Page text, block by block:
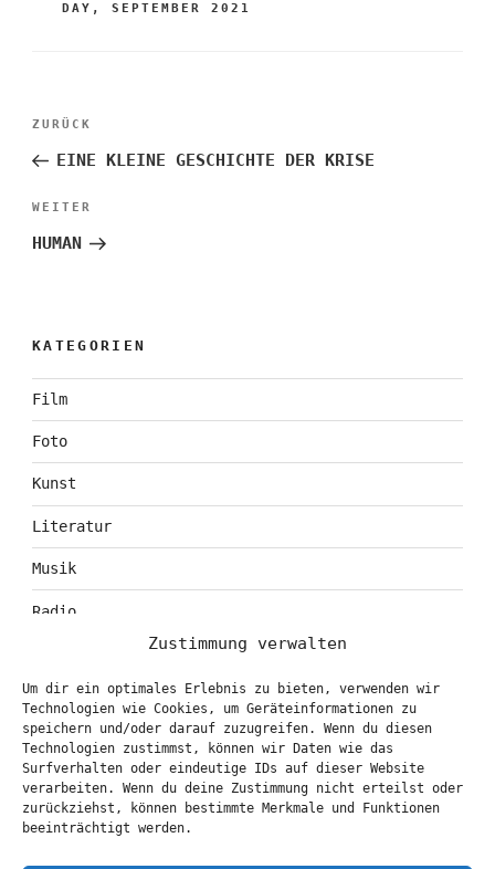
Zustimmung verwalten
Um dir ein optimales Erlebnis zu bieten, verwenden wir
Technologien wie Cookies, um Geräteinformationen zu
speichern und/oder darauf zuzugreifen. Wenn du diesen
Technologien zustimmst, können wir Daten wie das
Surfverhalten oder eindeutige IDs auf dieser Website
verarbeiten. Wenn du deine Zustimmung nicht erteilst oder
zurückziehst, können bestimmte Merkmale und Funktionen
beeinträchtigt werden.
DAY ,SEPTEMBER 2021
Beitragsnavigation
Vorheriger
Beitrag
ZURÜCK
EINE KLEINE GESCHICHTE DER KRISE
Nächster
Beitrag
WEITER
HUMAN
KATEGORIEN
Film
Foto
Kunst
Literatur
Musik
Radio
Theater
KONTAKT & BOOKING
info@marionbrasch.de